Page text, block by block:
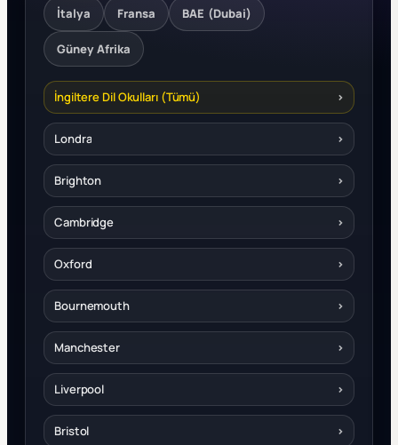
İtalya Fransa BAE (Dubai)
Güney Afrika
İngiltere Dil Okulları (Tümü) ›
Londra ›
Brighton ›
Cambridge ›
Oxford ›
Bournemouth ›
Manchester ›
Liverpool ›
Bristol ›